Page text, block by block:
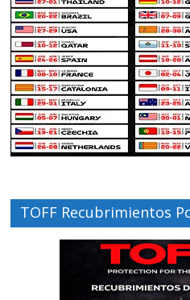
TOFF Recubrimientos